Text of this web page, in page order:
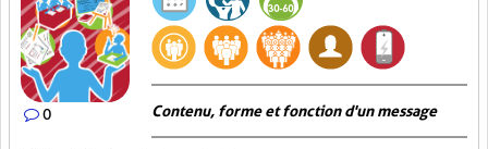
0 Contenu, forme et fonction d'un message